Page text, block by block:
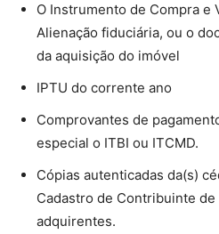
O Instrumento de Compra e
Alienação fiduciária, ou o
da aquisição do imóvel
IPTU do corrente ano
Comprovantes de
especial o ITBI ou ITCMD.
Cópias autenticadas da(s)
Cadastro de Contribuinte de
adquirentes.